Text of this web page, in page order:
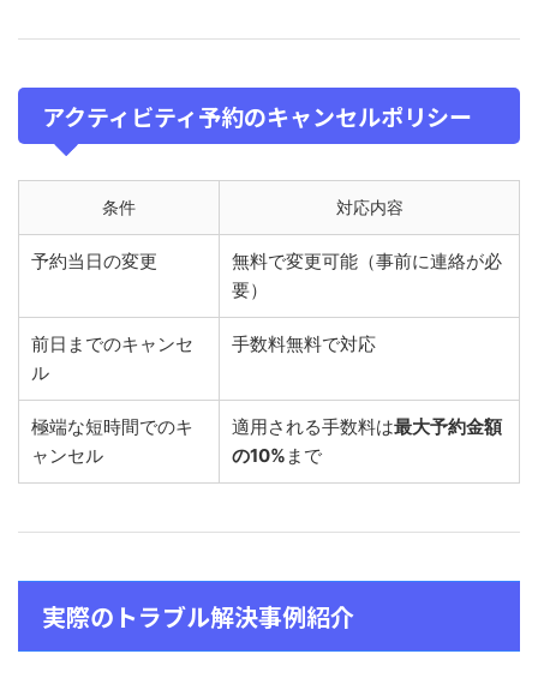
アクティビティ予約のキャンセルポリシー
条件 対応内容
予約当日の変更
無料で変更可能（事前に連絡が必
要）
前日までのキャンセ
ル
手数料無料で対応
極端な短時間でのキ
ャンセル
適用される手数料は最大予約金額
の10% まで
実際のトラブル解決事例紹介